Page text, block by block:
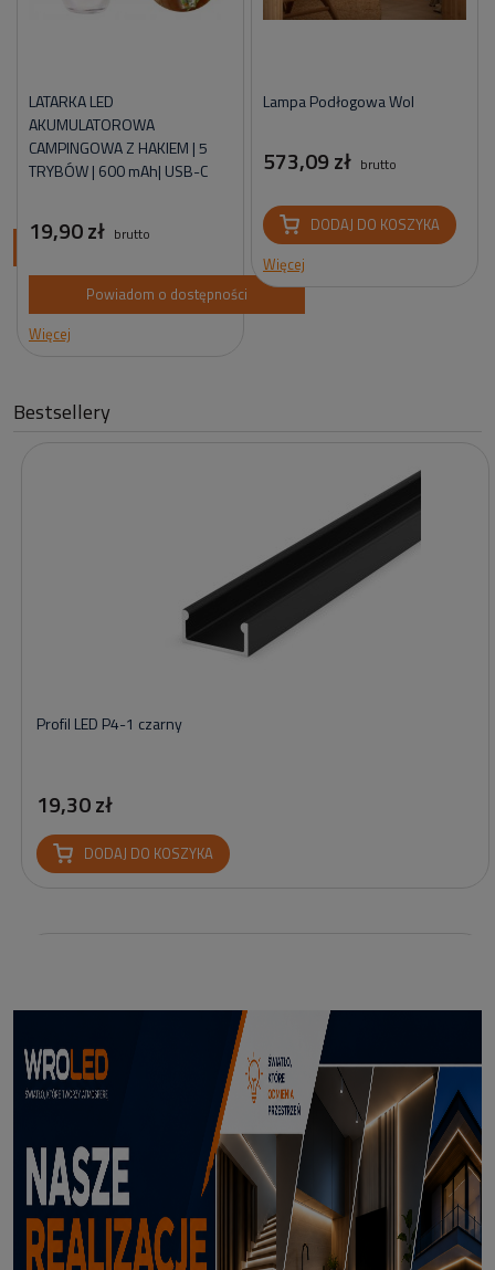
LATARKA LED
AKUMULATOROWA
CAMPINGOWA Z HAKIEM | 5
TRYBÓW | 600 mAh| USB-C
19,90 zł brutto
Powiadom o dostępności
Więcej
Lampa Podłogowa Wol
573,09 zł brutto
DODAJ DO KOSZYKA
Więcej
Bestsellery
Profil LED P4-1 czarny
19,30 zł
DODAJ DO KOSZYKA
Reflektor Solarny Zewnętrzny LED z Bolcem Meillion 3000K